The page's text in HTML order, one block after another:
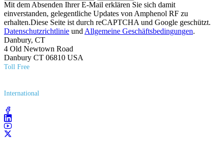
Mit dem Absenden Ihrer E-Mail erklären Sie sich damit
einverstanden, gelegentliche Updates von Amphenol RF zu
erhalten.Diese Seite ist durch reCAPTCHA und Google geschützt.
Datenschutzrichtlinie und Allgemeine Geschäftsbedingungen.
Danbury, CT
4 Old Newtown Road
Danbury CT 06810 USA
Toll Free
International